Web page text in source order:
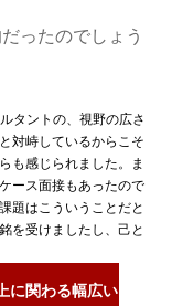
ったのでしょう
タントの、視野の広さ
対峙しているからこそ
も感じられました。ま
ース面接もあったので
題はこういうことだと
を受けましたし、己と
に関わる幅広い